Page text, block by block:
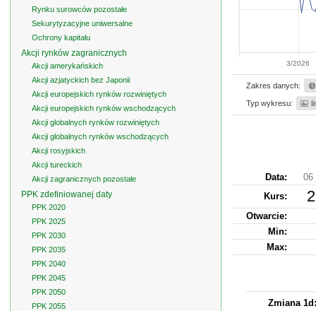
3/2026
Zakres danych:
Typ wykresu:
Data:
06
Kurs:
Otwarcie:
Min:
Max:
Zmiana 1d:
Rynku surowców pozostałe
Sekurytyzacyjne uniwersalne
Ochrony kapitału
Akcji rynków zagranicznych
Akcji amerykańskich
Akcji azjatyckich bez Japonii
Akcji europejskich rynków rozwiniętych
Akcji europejskich rynków wschodzących
Akcji globalnych rynków rozwiniętych
Akcji globalnych rynków wschodzących
Akcji rosyjskich
Akcji tureckich
Akcji zagranicznych pozostałe
PPK zdefiniowanej daty
PPK 2020
PPK 2025
PPK 2030
PPK 2035
PPK 2040
PPK 2045
PPK 2050
PPK 2055